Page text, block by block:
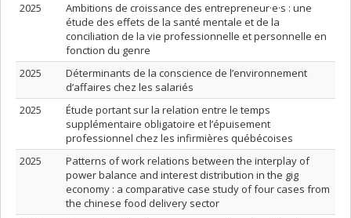
2025
Ambitions de croissance des entrepreneur·e·s : une
étude des effets de la santé mentale et de la
conciliation de la vie professionnelle et personnelle en
fonction du genre
2025
Déterminants de la conscience de l’environnement
d’affaires chez les salariés
2025
Étude portant sur la relation entre le temps
supplémentaire obligatoire et l’épuisement
professionnel chez les infirmières québécoises
2025
Patterns of work relations between the interplay of
power balance and interest distribution in the gig
economy : a comparative case study of four cases from
the chinese food delivery sector